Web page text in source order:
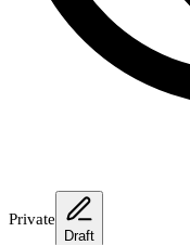
Private
Draft